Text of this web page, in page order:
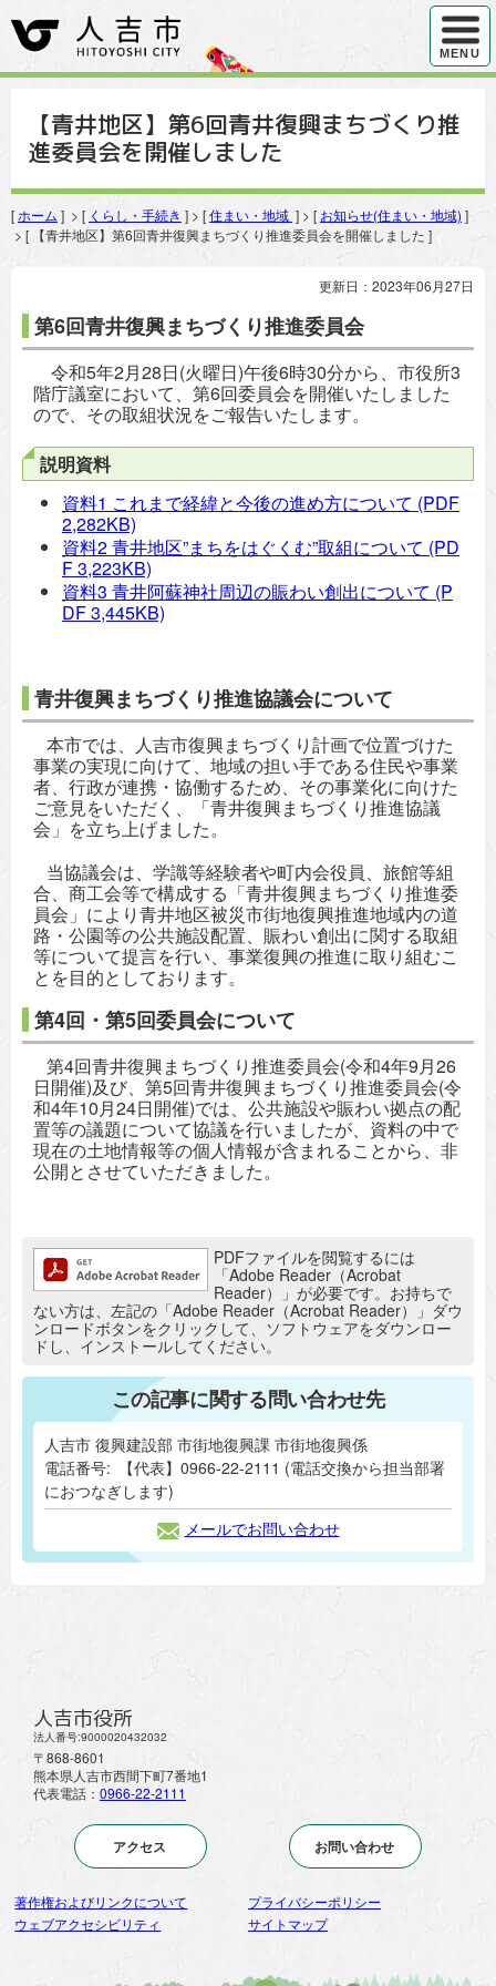
ハンバ
MENU
【青井地区】第6回青井復興まちづくり推
進委員会を開催しました
[ ホーム ] > [ くらし・手続き ] > [住まい・地域 ] > [ お知らせ(住まい・地域) ]
> [ 【青井地区】第6回青井復興まちづくり推進委員会を開催しました ]
更新日：2023年06月27日
第6回青井復興まちづくり推進委員会
令和5年2月28日(火曜日)午後6時30分から、市役所3
階庁議室において、第6回委員会を開催いたしました
ので、その取組状況をご報告いたします。
説明資料
資料1 これまで経緯と今後の進め方について (PDF
2,282KB)
資料2 青井地区”まちをはぐくむ”取組について (PD
F 3,223KB)
資料3 青井阿蘇神社周辺の賑わい創出について (P
DF 3,445KB)
青井復興まちづくり推進協議会について
本市では、人吉市復興まちづくり計画で位置づけた
事業の実現に向けて、地域の担い手である住民や事業
者、行政が連携・協働するため、その事業化に向けた
ご意見をいただく、「青井復興まちづくり推進協議
会」を立ち上げました。
当協議会は、学識等経験者や町内会役員、旅館等組
合、商工会等で構成する「青井復興まちづくり推進委
員会」により青井地区被災市街地復興推進地域内の道
路・公園等の公共施設配置、賑わい創出に関する取組
等について提言を行い、事業復興の推進に取り組むこ
とを目的としております。
第4回・第5回委員会について
第4回青井復興まちづくり推進委員会(令和4年9月26
日開催)及び、第5回青井復興まちづくり推進委員会(令
和4年10月24日開催)では、公共施設や賑わい拠点の配
置等の議題について協議を行いましたが、資料の中で
現在の土地情報等の個人情報が含まれることから、非
公開とさせていただきました。
追加情報：PDFファイルPDFファイルを閲覧するには
「Adobe Reader（Acrobat
Reader）」が必要です。お持ちで
ない方は、左記の「Adobe Reader（Acrobat Reader）」ダウ
ンロードボタンをクリックして、ソフトウェアをダウンロー
ドし、インストールしてください。
この記事に関する問い合わせ先
人吉市 復興建設部 市街地復興課 市街地復興係
電話番号:
【代表】0966-22-2111 (電話交換から担当部署
におつなぎします)
メールでお問い合わせ
人吉市役所
法人番号:9000020432032
〒868-8601
熊本県人吉市西間下町7番地1
代表電話： 0966-22-2111
アクセス お問い合わせ
著作権およびリンクについて
プライバシーポリシー
ウェブアクセシビリティ
サイトマップ